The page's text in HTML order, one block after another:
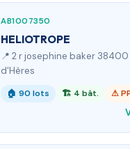
AB1007350
HELIOTROPE
📍 2 r josephine baker
d'Hères
🏠 90 lots 🏗 4 bât. ⚠